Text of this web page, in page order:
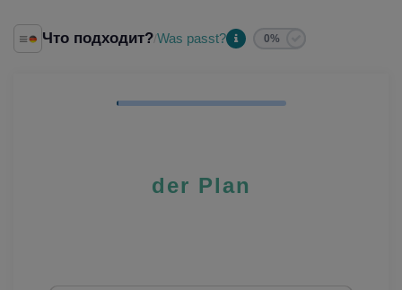
Что подходит?/Was passt? 0%
der Plan